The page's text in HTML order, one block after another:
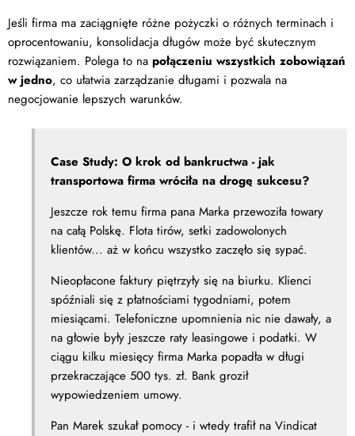
Jeśli firma ma zaciągnięte różne pożyczki o różnych terminach i
oprocentowaniu, konsolidacja długów może być skutecznym
rozwiązaniem. Polega to na połączeniu wszystkich zobowiązań
w jedno, co ułatwia zarządzanie długami i pozwala na
negocjowanie lepszych warunków.
Case Study: O krok od bankructwa - jak
transportowa firma wróciła na drogę sukcesu?
Jeszcze rok temu firma pana Marka przewoziła towary
na całą Polskę. Flota tirów, setki zadowolonych
klientów... aż w końcu wszystko zaczęło się sypać.
Nieopłacone faktury piętrzyły się na biurku. Klienci
spóźniali się z płatnościami tygodniami, potem
miesiącami. Telefoniczne upomnienia nic nie dawały, a
na głowie były jeszcze raty leasingowe i podatki. W
ciągu kilku miesięcy firma Marka popadła w długi
przekraczające 500 tys. zł. Bank groził
wypowiedzeniem umowy.
Pan Marek szukał pomocy - i wtedy trafił na Vindicat